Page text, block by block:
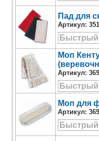
Пад для
Артикул:
Моп
Артикул:
Моп для
Артикул: